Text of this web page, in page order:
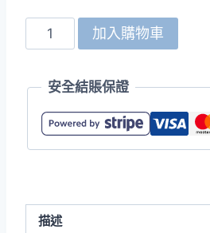
United
Athle
01
12.0oz
加入購物車
安全結賬保證
描述